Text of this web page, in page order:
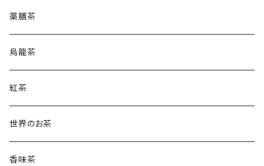
薬膳茶
烏龍茶
紅茶
世界のお茶
香味茶